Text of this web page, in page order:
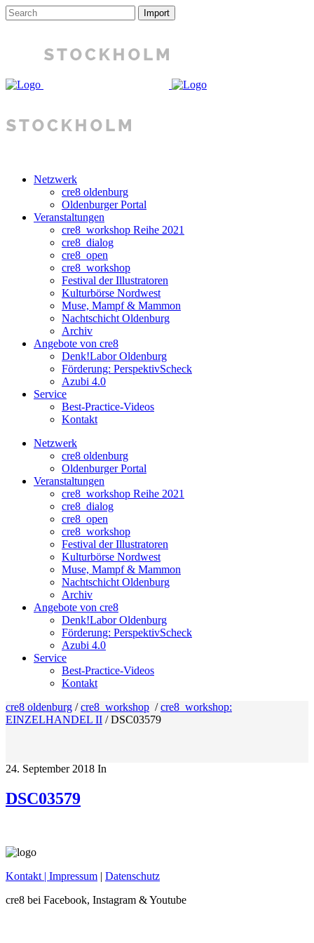
Netzwerk
cre8 oldenburg
Oldenburger Portal
Veranstaltungen
cre8_workshop Reihe 2021
cre8_dialog
cre8_open
cre8_workshop
Festival der Illustratoren
Kulturbörse Nordwest
Muse, Mampf & Mammon
Nachtschicht Oldenburg
Archiv
Angebote von cre8
Denk!Labor Oldenburg
Förderung: PerspektivScheck
Azubi 4.0
Service
Best-Practice-Videos
Kontakt
Netzwerk
cre8 oldenburg
Oldenburger Portal
Veranstaltungen
cre8_workshop Reihe 2021
cre8_dialog
cre8_open
cre8_workshop
Festival der Illustratoren
Kulturbörse Nordwest
Muse, Mampf & Mammon
Nachtschicht Oldenburg
Archiv
Angebote von cre8
Denk!Labor Oldenburg
Förderung: PerspektivScheck
Azubi 4.0
Service
Best-Practice-Videos
Kontakt
cre8 oldenburg /cre8_workshop /cre8_workshop:
EINZELHANDEL II /DSC03579
24. September 2018 In
DSC03579
Kontakt | Impressum | Datenschutz
cre8 bei Facebook, Instagram & Youtube